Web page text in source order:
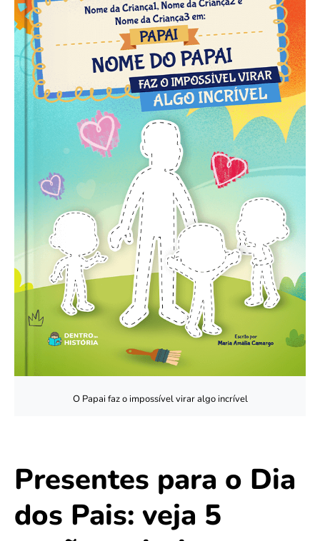
O Papai faz o impossível virar algo incrível
Presentes para o Dia
dos Pais: veja 5